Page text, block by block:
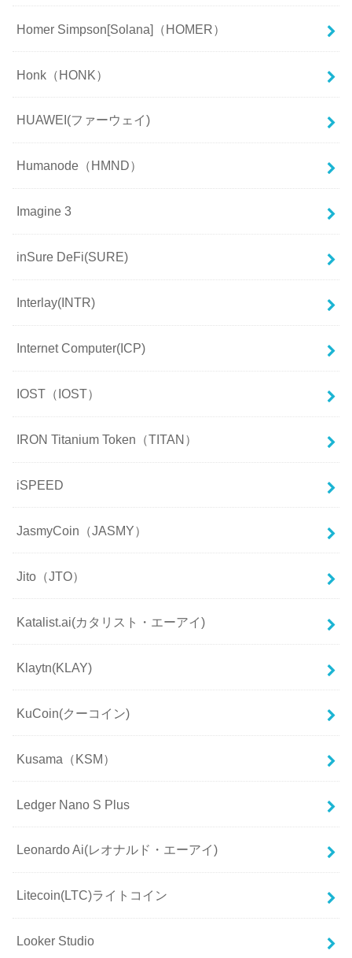
Homer Simpson[Solana]（HOMER）
Honk（HONK）
HUAWEI(ファーウェイ)
Humanode（HMND）
Imagine 3
inSure DeFi(SURE)
Interlay(INTR)
Internet Computer(ICP)
IOST（IOST）
IRON Titanium Token（TITAN）
iSPEED
JasmyCoin（JASMY）
Jito（JTO）
Katalist.ai(カタリスト・エーアイ)
Klaytn(KLAY)
KuCoin(クーコイン)
Kusama（KSM）
Ledger Nano S Plus
Leonardo Ai(レオナルド・エーアイ)
Litecoin(LTC)ライトコイン
Looker Studio